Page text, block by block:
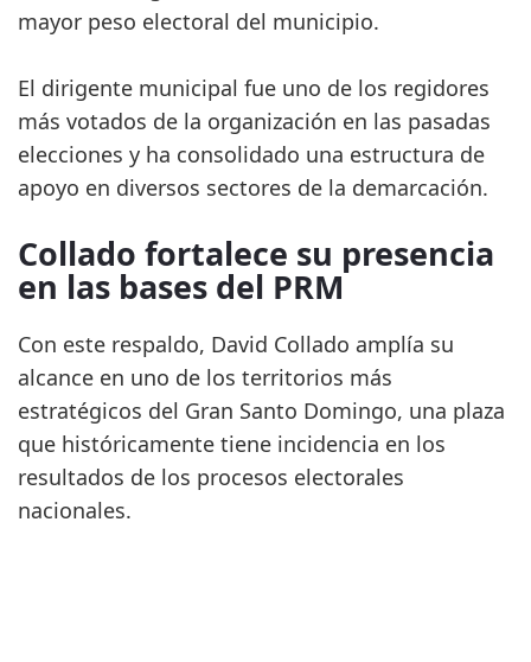
mayor peso electoral del municipio.
El dirigente municipal fue uno de los regidores
más votados de la organización en las pasadas
elecciones y ha consolidado una estructura de
apoyo en diversos sectores de la demarcación.
Collado fortalece su presencia
en las bases del PRM
Con este respaldo, David Collado amplía su
alcance en uno de los territorios más
estratégicos del Gran Santo Domingo, una plaza
que históricamente tiene incidencia en los
resultados de los procesos electorales
nacionales.